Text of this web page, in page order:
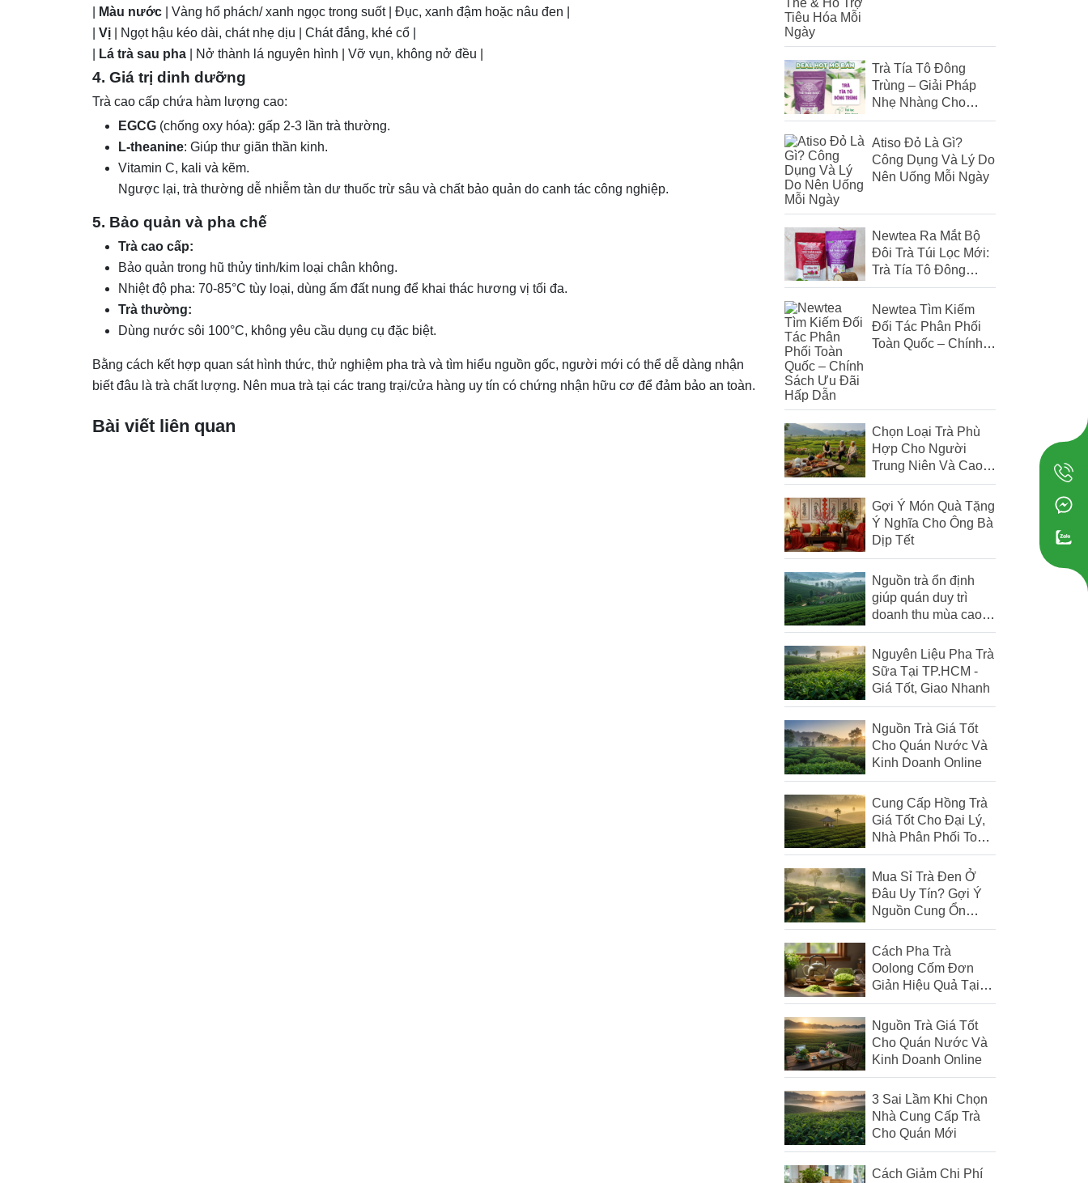
Màu nước | Vàng hổ phách/ xanh ngọc trong suốt | Đục, xanh đậm hoặc nâu đen |
Vị | Ngọt hậu kéo dài, chát nhẹ dịu | Chát đắng, khé cổ |
Lá trà sau pha | Nở thành lá nguyên hình | Vỡ vụn, không nở đều |
4. Giá trị dinh dưỡng
Trà cao cấp chứa hàm lượng cao:
EGCG (chống oxy hóa): gấp 2-3 lần trà thường.
L-theanine: Giúp thư giãn thần kinh.
Vitamin C, kali và kẽm.
Ngược lại, trà thường dễ nhiễm tàn dư thuốc trừ sâu và chất bảo quản do canh tác công nghiệp.
5. Bảo quản và pha chế
Trà cao cấp:
Bảo quản trong hũ thủy tinh/kim loại chân không.
Nhiệt độ pha: 70-85°C tùy loại, dùng ấm đất nung để khai thác hương vị tối đa.
Trà thường:
Dùng nước sôi 100°C, không yêu cầu dụng cụ đặc biệt.
Bằng cách kết hợp quan sát hình thức, thử nghiệm pha trà và tìm hiểu nguồn gốc, người mới có thể dễ dàng nhận
biết đâu là trà chất lượng. Nên mua trà tại các trang trại/cửa hàng uy tín có chứng nhận hữu cơ để đảm bảo an toàn.
Bài viết liên quan
Trà Tía Tô Đông
Trùng – Giải Pháp
Nhẹ Nhàng Cho
Người Hay Mệt, Cảm
Gió
Atiso Đỏ Là Gì?
Công Dụng Và Lý Do
Nên Uống Mỗi Ngày
Newtea Ra Mắt Bộ
Đôi Trà Túi Lọc Mới:
Trà Tía Tô Đông
Trùng & Trà Atiso Đỏ
Newtea Tìm Kiếm
Đối Tác Phân Phối
Toàn Quốc – Chính
Chọn Loại Trà Phù
Hợp Cho Người
Trung Niên Và Cao
Tuổi
Gợi Ý Món Quà Tặng
Ý Nghĩa Cho Ông Bà
Dịp Tết
Nguồn trà ổn định
giúp quán duy trì
doanh thu mùa cao
điểm
Nguyên Liệu Pha Trà
Sữa Tại TP.HCM -
Giá Tốt, Giao Nhanh
Nguồn Trà Giá Tốt
Cho Quán Nước Và
Kinh Doanh Online
Cung Cấp Hồng Trà
Giá Tốt Cho Đại Lý,
Nhà Phân Phối Toàn
Quốc
Mua Sỉ Trà Đen Ở
Đâu Uy Tín? Gợi Ý
Nguồn Cung Ổn
Định, Giá Tốt Cho
Quán
Cách Pha Trà
Oolong Cốm Đơn
Giản Hiệu Quả Tại
Nhà
Nguồn Trà Giá Tốt
Cho Quán Nước Và
Kinh Doanh Online
3 Sai Lầm Khi Chọn
Nhà Cung Cấp Trà
Cho Quán Mới
Cách Giảm Chi Phí